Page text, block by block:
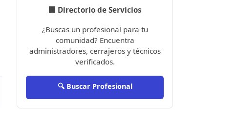
🏢 Directorio de Servicios
¿Buscas un profesional para tu
comunidad? Encuentra
administradores, cerrajeros y técnicos
verificados.
🔍 Buscar Profesional